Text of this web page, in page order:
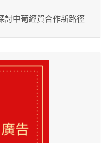
討中葡經貿合作新路徑